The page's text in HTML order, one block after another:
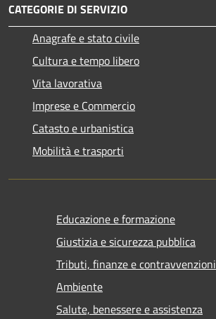
CATEGORIE DI SERVIZIO
Anagrafe e stato civile
Cultura e tempo libero
Vita lavorativa
Imprese e Commercio
Catasto e urbanistica
Mobilità e trasporti
Educazione e formazione
Giustizia e sicurezza pubblica
Tributi, finanze e contravvenzioni
Ambiente
Salute, benessere e assistenza